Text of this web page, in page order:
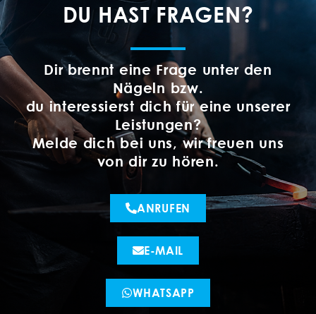
DU HAST FRAGEN?
Dir brennt eine Frage unter den
Nägeln bzw.
du interessierst dich für eine unserer
Leistungen?
Melde dich bei uns, wir freuen uns
von dir zu hören.
ANRUFEN
E-MAIL
WHATSAPP